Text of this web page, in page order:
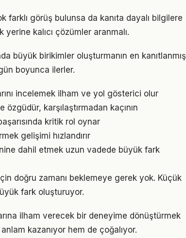
farklı görüş bulunsa da kanıta dayalı bilgilere
yerine kalıcı çözümler aranmalı.
büyük birikimler oluşturmanın en kanıtlanmış
boyunca ilerler.
incelemek ilham ve yol gösterici olur
karşılaştırmadan kaçının
kritik rol oynar
gelişimi hızlandırır
dahil etmek uzun vadede büyük fark
doğru zamanı beklemeye gerek yok. Küçük
fark oluşturuyor.
ilham verecek bir deneyime dönüştürmek
kazanıyor hem de çoğalıyor.